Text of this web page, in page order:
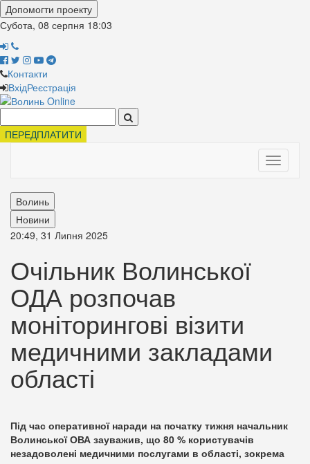
Допомогти проекту
Субота, 08 серпня 18:03
Контакти
ВхідРеєстрація
ПЕРЕДПЛАТИТИ
Toggle
Волинь
Новини
20:49, 31 Липня 2025
Очільник Волинської
ОДА розпочав
моніторингові візити
медичними закладами
області
Під час оперативної наради на початку тижня начальник
Волинської ОВА зауважив, що 80 % користувачів
незадоволені медичними послугами в області, зокрема